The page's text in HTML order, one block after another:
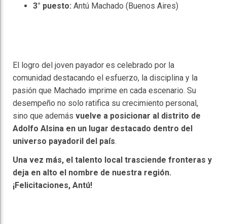
3° puesto: Antú Machado (Buenos Aires)
El logro del joven payador es celebrado por la
comunidad destacando el esfuerzo, la disciplina y la
pasión que Machado imprime en cada escenario. Su
desempeño no solo ratifica su crecimiento personal,
sino que además vuelve a posicionar al distrito de
Adolfo Alsina en un lugar destacado dentro del
universo payadoril del país.
Una vez más, el talento local trasciende fronteras y
deja en alto el nombre de nuestra región.
¡Felicitaciones, Antú!